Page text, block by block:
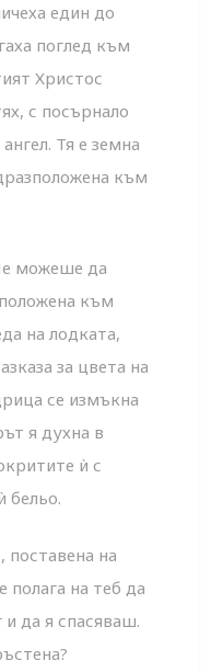
един до
поглед към
Христос
с посърнало
Тя е земна
към
можеше да
към
на лодката,
за цвета на
се измъкна
я духна в
ѝ с
бельо.
поставена на
полага на теб да
да я спасяваш.